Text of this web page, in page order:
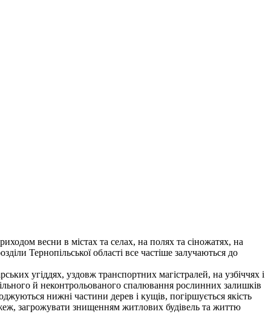
весни в містах та селах, на полях та сіножатях, на
Тернопільської області все частіше залучаються до
угіддях, уздовж транспортних магістралей, на узбіччях і
й неконтрольованого спалювання рослинних залишків
нижні частини дерев і кущів, погіршується якість
загрожувати знищенням житлових будівель та життю